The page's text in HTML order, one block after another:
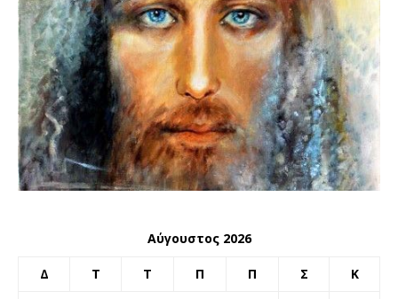
Αύγουστος 2026
Δ Τ Τ Π Π Σ Κ